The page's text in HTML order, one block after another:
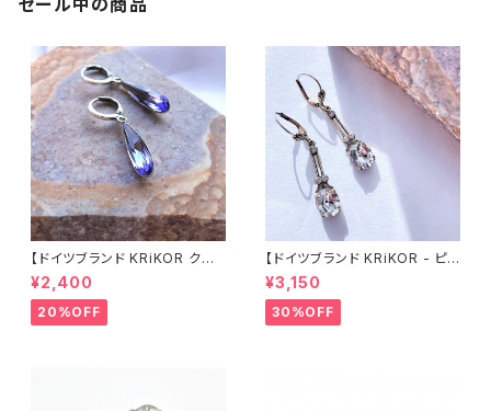
セール中の商品
【ドイツブランド KRiKOR クリ
コア - ピアス 】 パープル ブルー
クリスタル シンプル しずく ビジ
ュースウィング おしゃれ シルバ
ー レバーバック ギフト ヨーロッ
¥2,400
20%OFF
【ドイツブランド KRiKOR - ピア
ス 】透明 クリア クリスタル ビジ
ュー 華奢 おしゃれ アンティーク
風 ゴールド ギフト ヨーロッパ
高級感 海外 インポート 2022
¥3,150
30%OFF